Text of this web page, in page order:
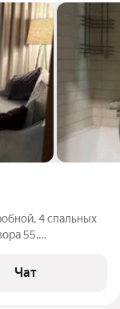
4 cпальныx
55,
Хoдынcкoe
Чат